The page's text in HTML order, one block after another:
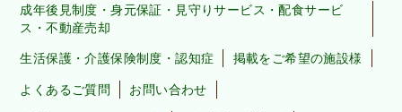
成年後見制度・身元保証・見守りサービス・配食サービ
ス・不動産売却
生活保護・介護保険制度・認知症 掲載をご希望の施設様
よくあるご質問 お問い合わせ